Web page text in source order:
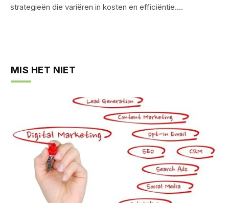
strategieën die variëren in kosten en efficiëntie.…
MIS HET NIET